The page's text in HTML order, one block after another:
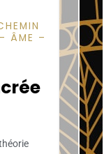
ÂME –